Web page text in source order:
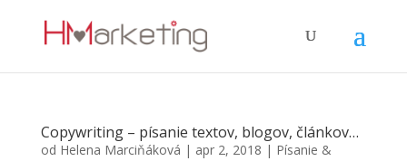
Copywriting – písanie textov, blogov, článkov…
od Helena Marciňáková | apr 2, 2018 | Písanie &